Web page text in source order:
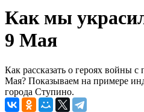
Как мы
9 Мая
Как рассказать о героях войны
Мая? Показываем на примере
города Ступино.